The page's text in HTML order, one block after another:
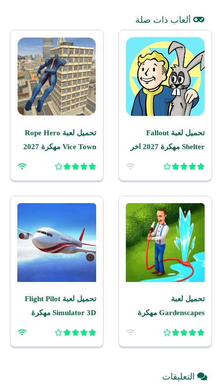
ألعاب ذات صلة
تحميل لعبة Fallout
Shelter مهكرة 2027 اخر
تحميل لعبة Rope Hero
Vice Town مهكرة 2027
تحميل لعبة
Gardenscapes مهكرة
تحميل لعبة Flight Pilot
Simulator 3D مهكرة
التعليقات